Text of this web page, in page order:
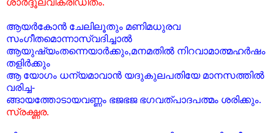
ആയര്‍കോന്‍ ചേലിലൂതും മണിമധുരവ
സംഗീതമൊന്നാസ്വദിച്ചാല്‍
ആയുഷ്യംതന്നെയാര്‍ക്കും,മനമതില്‍ നിറവാമാത്മഹര്‍ഷം
തളിര്‍ക്കും
ആ യോഗം ധന്യമാവാന്‍ യദുകുലപതിയേ മാനസത്തില്‍
വരിച്ച-
ങ്ങായത്തോടായവണ്ണം ഭജഭജ ഭഗവത്പാദപത്മം ശരിക്കും.
സ്രഗ്ദ്ധര.